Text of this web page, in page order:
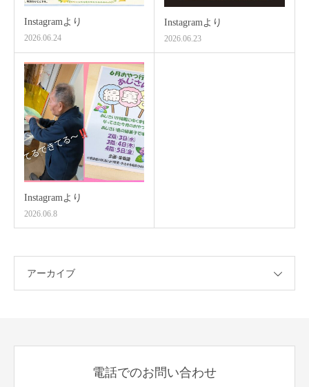
Instagramより
2026.06.24
Instagramより
2026.06.23
Instagramより
2026.06.8
アーカイブ
電話でのお問い合わせ